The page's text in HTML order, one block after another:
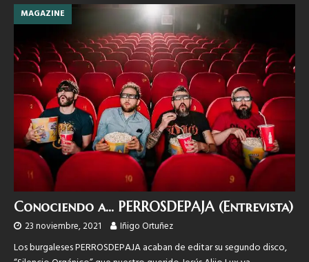
MAGAZINE
Conociendo a… PERROSDEPAJA (Entrevista)
23 noviembre, 2021 Iñigo Ortuñez
Los burgaleses PERROSDEPAJA acaban de editar su segundo disco,